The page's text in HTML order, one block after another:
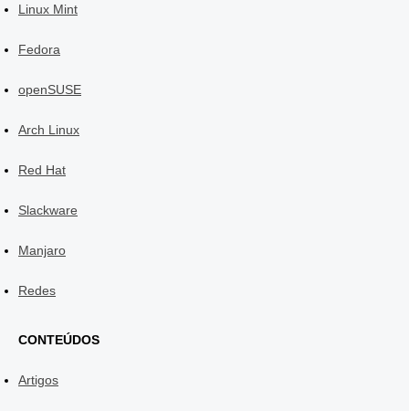
Linux Mint
Fedora
openSUSE
Arch Linux
Red Hat
Slackware
Manjaro
Redes
CONTEÚDOS
Artigos